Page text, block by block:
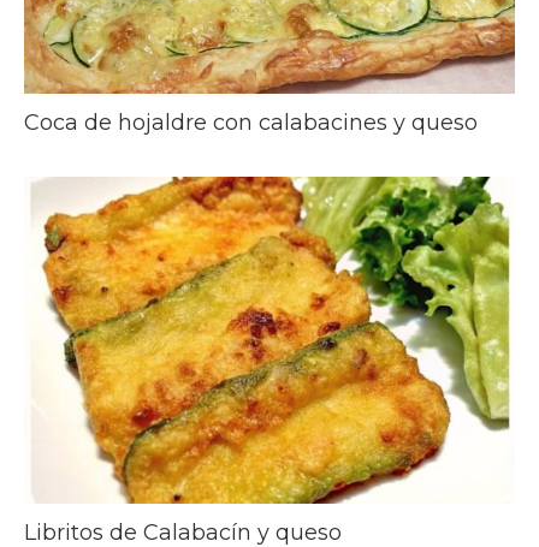
Coca de hojaldre con calabacines y queso
Libritos de Calabacín y queso